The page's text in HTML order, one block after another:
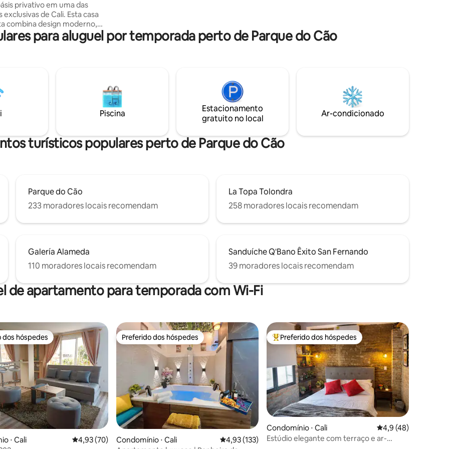
privativo em uma das
de Cali. Esta casa
combina design moderno,
absoluta e uma experiência
relaxar ou curtir a vida em
Granada, San Antonio e dos
restaurantes da cidade, mas
para que você se
refúgio exclusivo.
para aluguel por temporada perto de Parque do Cão
Piscina
Estacionamento
gratuito no local
Ar-condicionado
turísticos populares perto de Parque do Cão
Parque do Cão
233 moradores locais recomendam
La Topa Tolondra
258 moradores locais recomendam
Galería Alameda
110 moradores locais recomendam
Sanduíche Q'Bano Êxito San Fernando
39 moradores locais recomendam
de apartamento para temporada com Wi-Fi
de 5, 26 avaliações
dos hóspedes
dos hóspedes
⋅ Cali 4,93 de uma avaliação média de 5, 70 avaliações
4,93 (70)
Preferido dos hóspedes
Preferido dos hóspedes
Condomínio ⋅ Cali 4,93 de uma avaliação média de 5, 133 avaliações
4,93 (133)
Entre os melhores preferidos dos hóspedes
Preferido dos hóspedes
Condomínio ⋅ Cali 4,9 de uma
4,9 (48)
Estúdio elegante com terraço e ar-